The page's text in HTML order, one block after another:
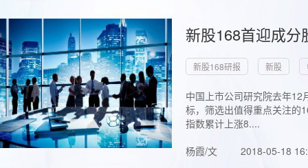
新股168首迎成
新股168研报 新股
中国上市公司研究院去年
标，筛选出值得重点关注的
指数累计上涨8....
杨霞/文
2018-05-18